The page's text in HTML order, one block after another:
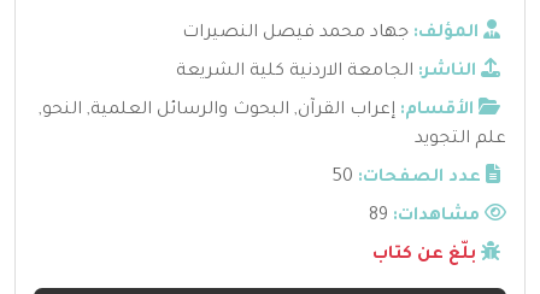
المؤلف: جهاد محمد فيصل النصيرات
الناشر: الجامعة الاردنية كلية الشريعة
الأقسام: إعراب القرآن, البحوث والرسائل العلمية, النحو,
علم التجويد
عدد الصفحات: 50
مشاهدات:
بلّغ عن كتاب